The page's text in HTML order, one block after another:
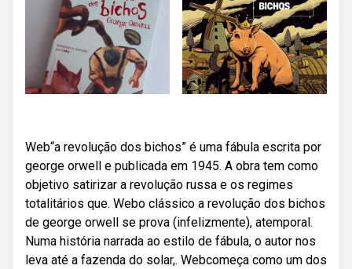
Web“a revolução dos bichos” é uma fábula escrita por
george orwell e publicada em 1945. A obra tem como
objetivo satirizar a revolução russa e os regimes
totalitários que. Webo clássico a revolução dos bichos
de george orwell se prova (infelizmente), atemporal.
Numa história narrada ao estilo de fábula, o autor nos
leva até a fazenda do solar,. Webcomeça como um dos